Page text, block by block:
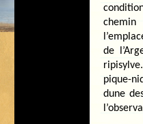
de
pique-
dune